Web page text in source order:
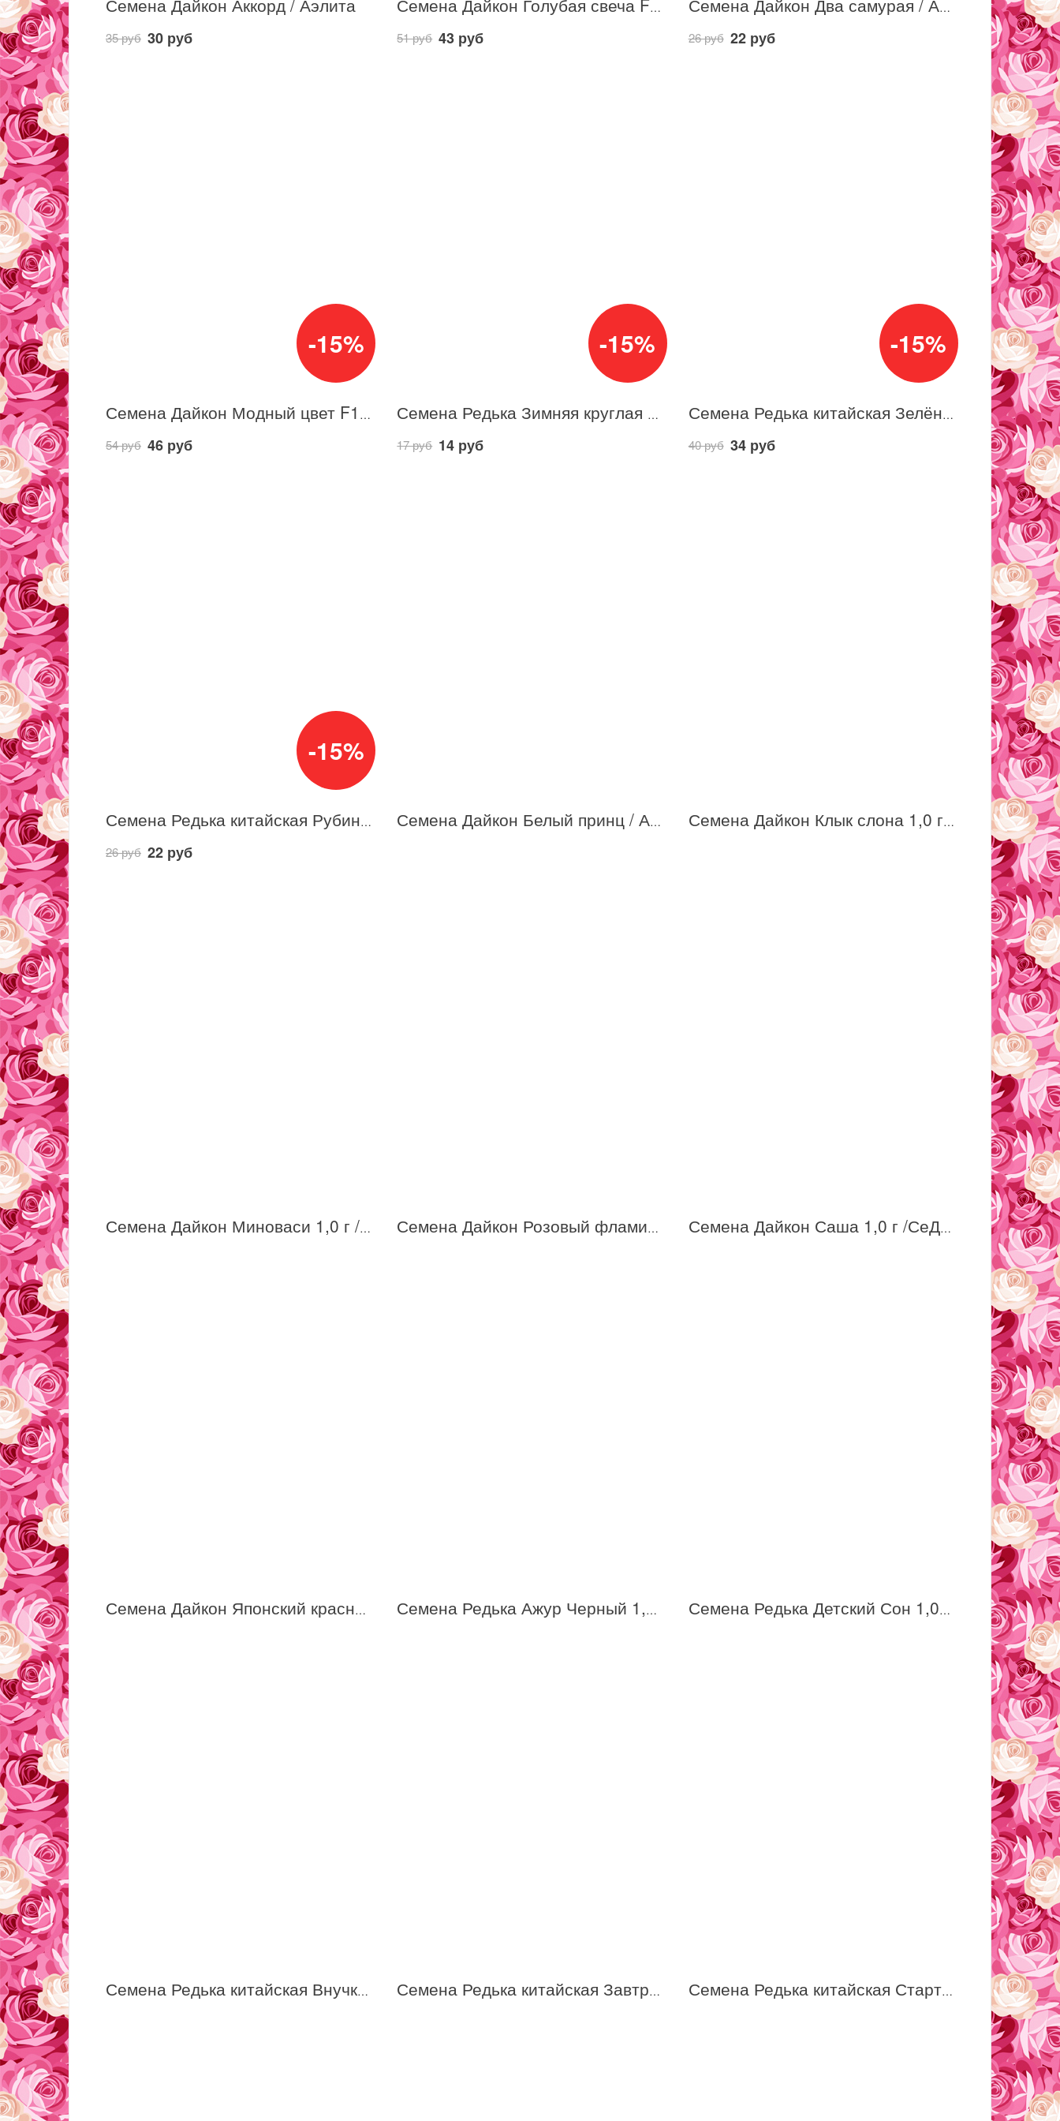
Семена Дайкон Аккорд / Аэлита
35 руб 30 руб
Семена Дайкон Голубая свеча F1 10 шт / Аэлита
51 руб 43 руб
Семена Дайкон Два самурая / Аэлита
26 руб 22 руб
-15%
Семена Дайкон Модный цвет F1 10шт / Аэлита
54 руб 46 руб
-15%
Семена Редька Зимняя круглая черная / Аэлита
17 руб 14 руб
-15%
Семена Редька китайская Зелёная свеча F1 / Аэлита
40 руб 34 руб
-15%
Семена Редька китайская Рубиновый сюрприз / Аэлита
26 руб 22 руб
Семена Дайкон Белый принц / Аэлита Семена Дайкон Клык слона 1,0 г /СеДек
Семена Дайкон Миноваси 1,0 г / Гавриш Семена Дайкон Розовый фламинго F1 10шт / Аэлита Семена Дайкон Саша 1,0 г /СеДек
Семена Дайкон Японский красный длинный 1,0 г /СеДек Семена Редька Ажур Черный 1,0 г /СеДек Семена Редька Детский Сон 1,0 г /СеДек
Семена Редька китайская Внучка F1 1,0 г /СеДек Семена Редька китайская Завтрак гурмана 1,0 г /СеДек Семена Редька китайская Старт F1 1,0 г /СеДек